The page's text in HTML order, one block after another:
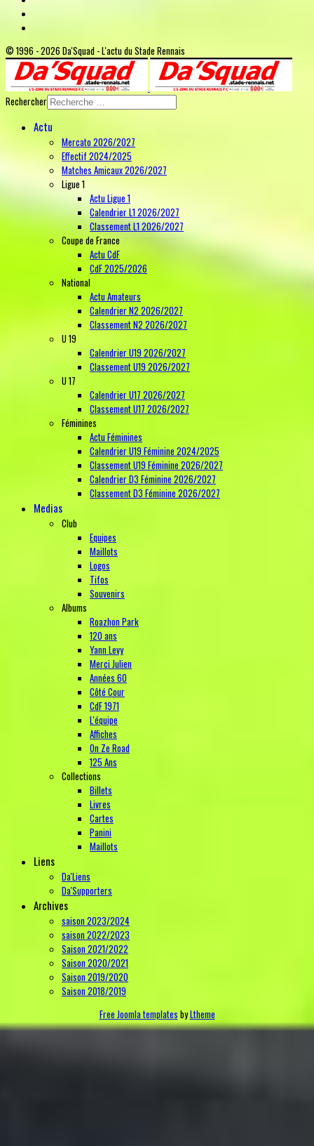
© 1996 - 2026 Da'Squad - L'actu du Stade Rennais
Rechercher
Actu
Mercato 2026/2027
Effectif 2024/2025
Matches Amicaux 2026/2027
Ligue 1
Actu Ligue 1
Calendrier L1 2026/2027
Classement L1 2026/2027
Coupe de France
Actu CdF
CdF 2025/2026
National
Actu Amateurs
Calendrier N2 2026/2027
Classement N2 2026/2027
U 19
Calendrier U19 2026/2027
Classement U19 2026/2027
U 17
Calendrier U17 2026/2027
Classement U17 2026/2027
Féminines
Actu Féminines
Calendrier U19 Féminine 2024/2025
Classement U19 Féminine 2026/2027
Calendrier D3 Féminine 2026/2027
Classement D3 Féminine 2026/2027
Medias
Club
Equipes
Maillots
Logos
Tifos
Souvenirs
Albums
Roazhon Park
120 ans
Yann Levy
Merci Julien
Années 60
Côté Cour
CdF 1971
L'équipe
Affiches
On Ze Road
125 Ans
Collections
Billets
Livres
Cartes
Panini
Maillots
Liens
Da'Liens
Da'Supporters
Archives
saison 2023/2024
saison 2022/2023
Saison 2021/2022
Saison 2020/2021
Saison 2019/2020
Saison 2018/2019
Free Joomla templates byLtheme